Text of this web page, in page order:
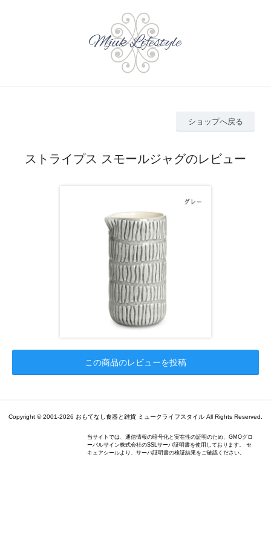
ショップへ戻る
ストライプス スモールジャグのレビュー
この商品のレビューを投稿
Copyright © 2001-2026 おもてなし食器と雑貨 ミュークライフスタイル All Rights Reserved.
当サイトでは、通信情報の暗号化と実在性の証明のため、GMOグロ
ーバルサイン株式会社のSSLサーバ証明書を使用しております。 セ
キュアシールより、サーバ証明書の検証結果をご確認ください。